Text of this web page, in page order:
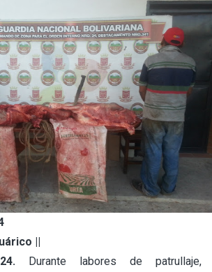
||
Durante labores de patrullaje,